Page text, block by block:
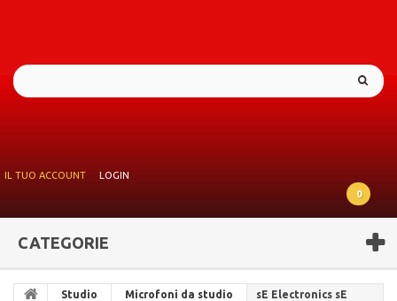
IL TUO ACCOUNT
LOGIN
0
CATEGORIE
Studio Microfoni da studio
sE Electronics sE